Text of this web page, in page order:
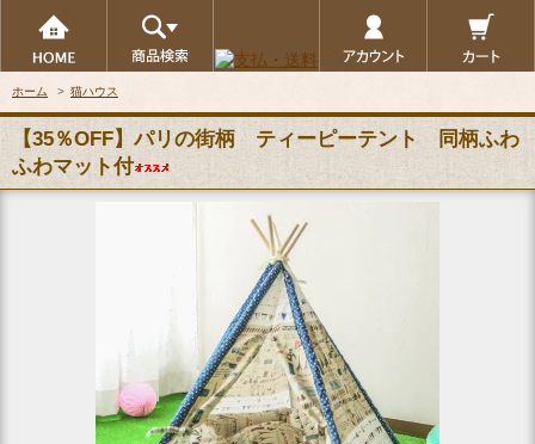
ホーム > 猫ハウス
【35％OFF】パリの街柄 ティーピーテント 同柄ふわ
ふわマット付